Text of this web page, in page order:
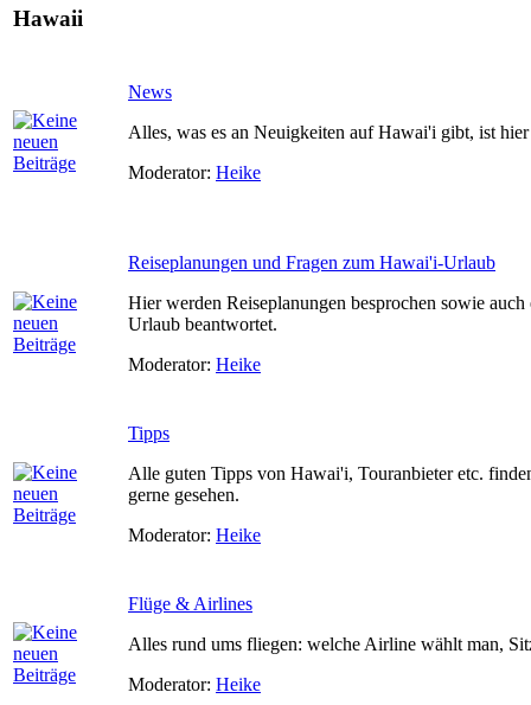
Hawaii
News
Alles, was es an Neuigkeiten auf Hawai'i gibt, ist
Moderator: Heike
Reiseplanungen und Fragen zum Hawai'i-Urlaub
Hier werden Reiseplanungen besprochen sowie
Urlaub beantwortet.
Moderator: Heike
Tipps
Alle guten Tipps von Hawai'i, Touranbieter etc.
gerne gesehen.
Moderator: Heike
Flüge & Airlines
Alles rund ums fliegen: welche Airline wählt man,
Moderator: Heike